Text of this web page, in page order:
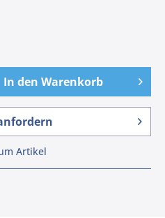
In den Warenkorb
Artikel